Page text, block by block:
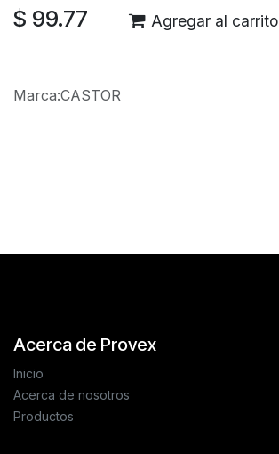
$ 99.77 Agregar al carrito
Marca:CASTOR
Acerca de Provex
Inicio
Acerca de nosotros
Productos